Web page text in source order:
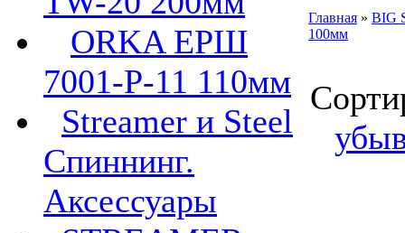
ORKA ЕРШ
7001-P-11 110мм
Streamer и Steel
Спиннинг.
Аксессуары
Главная » BIG
100мм